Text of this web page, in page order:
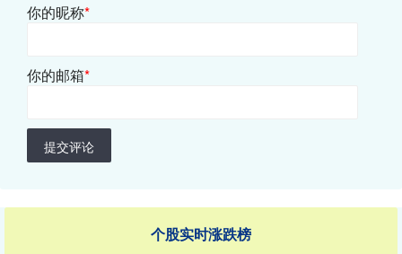
你的昵称*
你的邮箱*
提交评论
个股实时涨跌榜